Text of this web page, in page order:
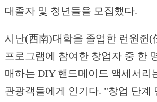
대졸자 및 청년들을 모집했다.
시난(西南)대학을 졸업한 런원쥔(
프로그램에 참여한 창업자 중 한
매하는 DIY 핸드메이드 액세서리
관광객들에게 인기다. "창업 단계